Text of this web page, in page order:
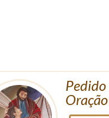
Pedido
Oração